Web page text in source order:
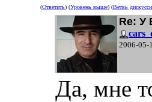
(Ответить) (Уровень выше) (Ветвь
Re: У
2006-05-
Да, мне